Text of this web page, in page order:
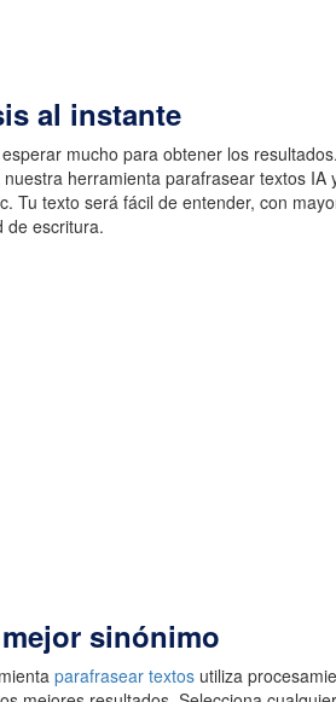
al instante
mucho para obtener los
herramienta parafrasear textos IA
Tu texto será fácil de entender, con
de escritura.
sinónimo
parafrasear textos utiliza